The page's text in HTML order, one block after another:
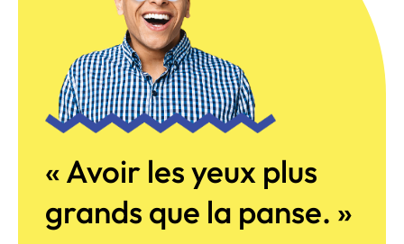
« Avoir les yeux plus
grands que la panse. »